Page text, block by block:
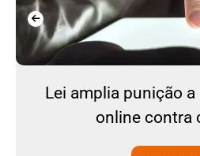
Lei amplia punição
online contra